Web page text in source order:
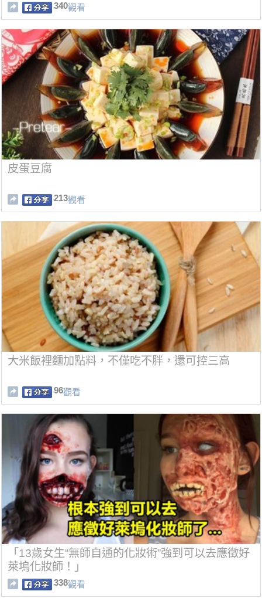
340觀看
皮蛋豆腐
213觀看
大米飯裡麵加點料，不僅吃不胖，還可控三高
96觀看
「13歲女生“無師自通的化妝術”強到可以去應徵好
萊塢化妝師！」
338觀看